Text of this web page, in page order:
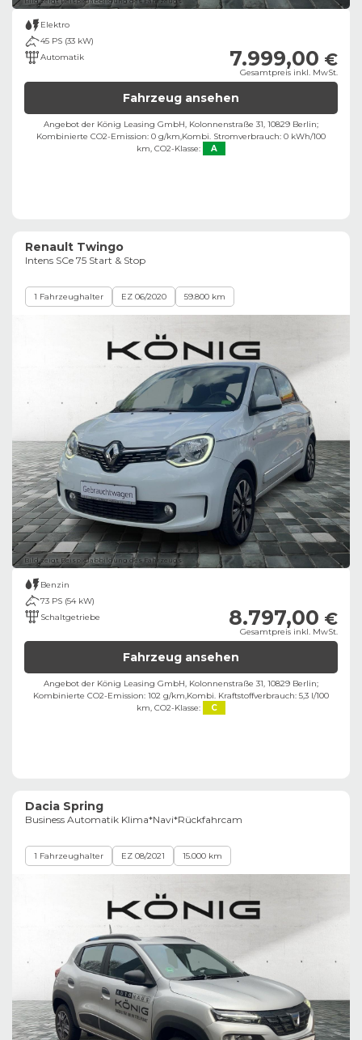
Elektro
45 PS (33 kW)
Automatik
7.999,00 €
Gesamtpreis inkl. MwSt.
Fahrzeug ansehen
Angebot der König Leasing GmbH, Kolonnenstraße 31, 10829 Berlin;
Kombinierte CO2-Emission: 0 g/km,Kombi. Stromverbrauch: 0 kWh/100
km, CO2-Klasse: A
Renault Twingo
Intens SCe 75 Start & Stop
1 Fahrzeughalter EZ 06/2020 59.800 km
Bild zeigt Beispielabbildung des Fahrzeugs
Benzin
73 PS (54 kW)
Schaltgetriebe
8.797,00 €
Gesamtpreis inkl. MwSt.
Fahrzeug ansehen
Angebot der König Leasing GmbH, Kolonnenstraße 31, 10829 Berlin;
Kombinierte CO2-Emission: 102 g/km,Kombi. Kraftstoffverbrauch: 5,3 l/100
km, CO2-Klasse: C
Dacia Spring
Business Automatik Klima*Navi*Rückfahrcam
1 Fahrzeughalter EZ 08/2021 15.000 km